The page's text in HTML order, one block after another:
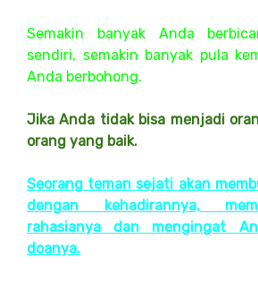
Semakin banyak Anda
sendiri, semakin banyak pula
Anda berbohong.
Jika Anda tidak bisa menjadi
orang yang baik.
Seorang teman sejati akan
dengan kehadirannya,
rahasianya dan mengingat
doanya.